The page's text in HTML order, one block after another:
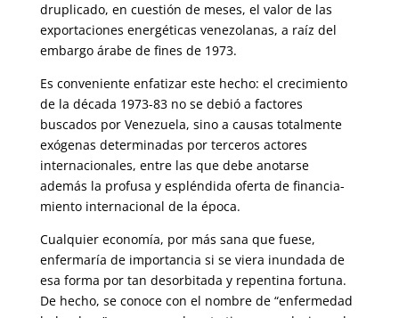
druplicado, en cuestión de meses, el valor de las
exportaciones energéti­cas venezolanas, a raíz del
embargo árabe de fines de 1973.
Es conveniente enfatizar este hecho: el crecimiento
de la década 1973-83 no se debió a factores
buscados por Venezuela, sino a causas totalmente
exógenas determinadas por terceros actores
internacionales, entre las que debe anotarse
además la profusa y espléndida oferta de financia­
miento internacional de la época.
Cualquier economía, por más sana que fuese,
enfermaría de importancia si se viera inundada de
esa forma por tan desorbitada y repentina for­tuna.
De hecho, se conoce con el nombre de “enfermedad